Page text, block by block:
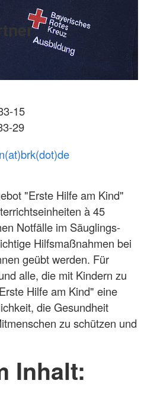
15
29
"Erste Hilfe am Kind"
à 45
Notfälle im Säuglings-
Hilfsmaßnahmen bei
geübt werden. Für
alle, die mit Kindern zu
Hilfe am Kind" eine
die Gesundheit
zu schützen und
Inhalt: